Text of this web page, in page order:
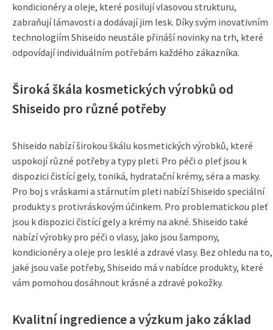
kondicionéry a oleje, které posilují vlasovou strukturu,
zabraňují lámavosti a dodávají jim lesk. Díky svým inovativním
technologiím Shiseido neustále přináší novinky na trh, které
odpovídají individuálním potřebám každého zákazníka.
Široká škála kosmetických výrobků od
Shiseido pro různé potřeby
Shiseido nabízí širokou škálu kosmetických výrobků, které
uspokojí různé potřeby a typy pleti. Pro péči o pleť jsou k
dispozici čistící gely, toniká, hydratační krémy, séra a masky.
Pro boj s vráskami a stárnutím pleti nabízí Shiseido speciální
produkty s protivráskovým účinkem. Pro problematickou pleť
jsou k dispozici čistící gely a krémy na akné. Shiseido také
nabízí výrobky pro péči o vlasy, jako jsou šampony,
kondicionéry a oleje pro lesklé a zdravé vlasy. Bez ohledu na to,
jaké jsou vaše potřeby, Shiseido má v nabídce produkty, které
vám pomohou dosáhnout krásné a zdravé pokožky.
Kvalitní ingredience a výzkum jako základ